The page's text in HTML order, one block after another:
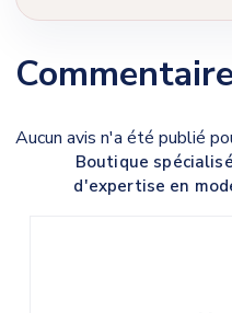
Aucun avis n'a été publié
Boutique
d'expertise en